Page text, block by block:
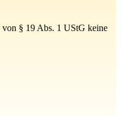
§ 19 Abs. 1 UStG keine